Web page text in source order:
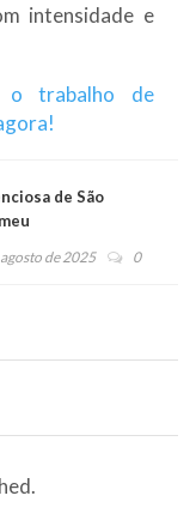
intensidade e
o trabalho de
de São
de 2025 0